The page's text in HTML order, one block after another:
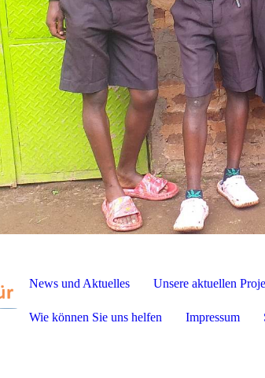
News und Aktuelles Unsere aktuellen
Wie können Sie uns helfen Impressum